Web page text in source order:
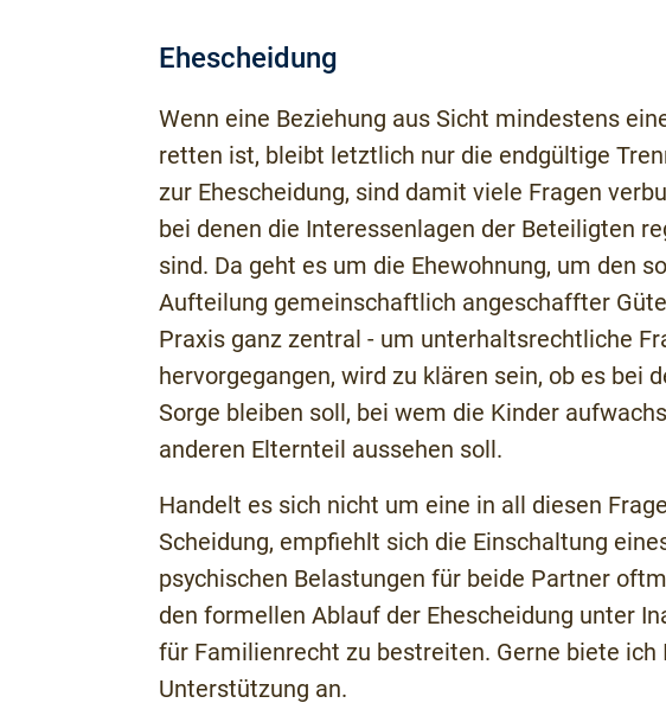
Ehescheidung
Wenn eine Beziehung aus Sicht mindestens
retten ist, bleibt letztlich nur die endgültige
zur Ehescheidung, sind damit viele Fragen
bei denen die Interessenlagen der Beteiligten
sind. Da geht es um die Ehewohnung, um den
Aufteilung gemeinschaftlich angeschaffter
Praxis ganz zentral - um unterhaltsrechtliche
hervorgegangen, wird zu klären sein, ob es bei
Sorge bleiben soll, bei wem die Kinder
anderen Elternteil aussehen soll.
Handelt es sich nicht um eine in all diesen
Scheidung, empfiehlt sich die Einschaltung
psychischen Belastungen für beide Partner
den formellen Ablauf der Ehescheidung unter
für Familienrecht zu bestreiten. Gerne biete ich
Unterstützung an.